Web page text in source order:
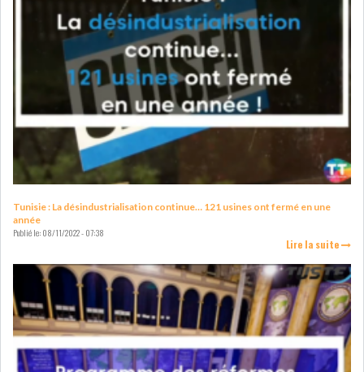
GRAPHIQUE DU TUNINDEX
RSS ANALYSES QUOTIDIENNES
RSS ANALYSES HEBDOMADAIRES
SECTEURS
BANCAIRE AUDIOVISUEL
LEASING
LOGISTIQUE ET
TRANSPORT
Tunisie : La désindustrialisation continue… 121 usines ont fermé en une
année
Publié le:08/11/2022 - 07:38
Lire la suite